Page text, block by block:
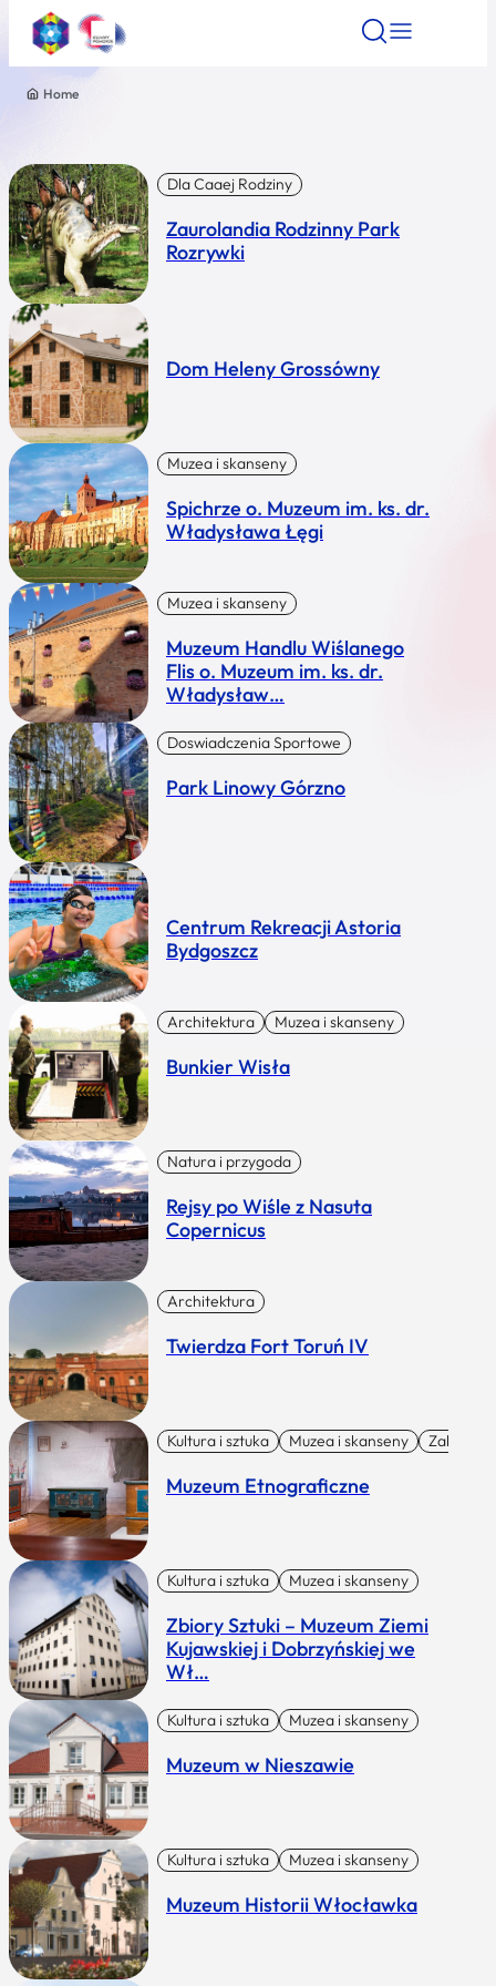
Nazwa atrakcji
Miasto
Kategoria
Home
Dla Caaej Rodziny
Zaurolandia Rodzinny Park
Rozrywki
Dom Heleny Grossówny
Muzea i skanseny
Spichrze o. Muzeum im. ks. dr.
Władysława Łęgi
Muzea i skanseny
Muzeum Handlu Wiślanego
Flis o. Muzeum im. ks. dr.
Władysław…
Doswiadczenia Sportowe
Park Linowy Górzno
Centrum Rekreacji Astoria
Bydgoszcz
Architektura Muzea i skanseny
Bunkier Wisła
Natura i przygoda
Rejsy po Wiśle z Nasuta
Copernicus
Architektura
Twierdza Fort Toruń IV
Kultura i sztuka Muzea i skanseny Zabytki I
Muzeum Etnograficzne
Kultura i sztuka Muzea i skanseny
Zbiory Sztuki – Muzeum Ziemi
Kujawskiej i Dobrzyńskiej we
Wł…
Kultura i sztuka Muzea i skanseny
Muzeum w Nieszawie
Kultura i sztuka Muzea i skanseny
Muzeum Historii Włocławka